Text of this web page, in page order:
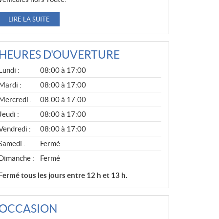
LIRE LA SUITE
HEURES D'OUVERTURE
Lundi :
08:00 à 17:00
Mardi :
08:00 à 17:00
Mercredi :
08:00 à 17:00
:
08:00 à 17:00
:
08:00 à 17:00
:
Fermé
Dimanche :
Fermé
Fermé tous les jours entre 12 h et 13 h.